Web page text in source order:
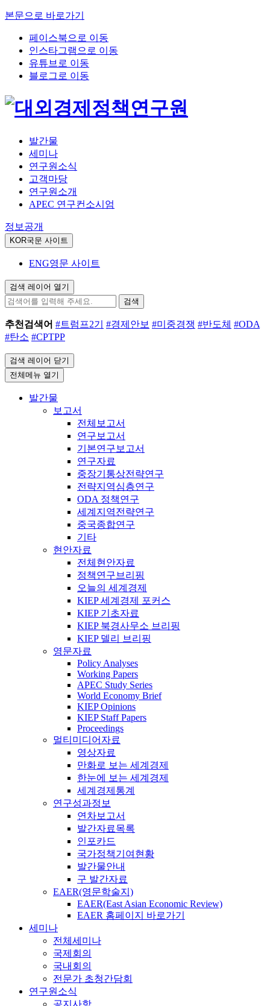
본문으로 바로가기
페이스북으로 이동
인스타그램으로 이동
유튜브로 이동
블로그로 이동
발간물
세미나
연구원소식
고객마당
연구원소개
APEC 연구컨소시엄
정보공개
KOR국문 사이트
ENG영문 사이트
검색 레이어 열기
검색
추천검색어 #트럼프2기 #경제안보 #미중경쟁 #반도체 #ODA
#탄소 #CPTPP
검색 레이어 닫기
전체메뉴 열기
발간물
보고서
전체보고서
연구보고서
기본연구보고서
연구자료
중장기통상전략연구
전략지역심층연구
ODA 정책연구
세계지역전략연구
중국종합연구
기타
현안자료
전체현안자료
정책연구브리핑
오늘의 세계경제
KIEP 세계경제 포커스
KIEP 기초자료
KIEP 북경사무소 브리핑
KIEP 델리 브리핑
영문자료
Policy Analyses
Working Papers
APEC Study Series
World Economy Brief
KIEP Opinions
KIEP Staff Papers
Proceedings
멀티미디어자료
영상자료
만화로 보는 세계경제
한눈에 보는 세계경제
세계경제통계
연구성과정보
연차보고서
발간자료목록
인포카드
국가정책기여현황
발간물안내
구 발간자료
EAER(영문학술지)
EAER(East Asian Economic Review)
EAER 홈페이지 바로가기
세미나
전체세미나
국제회의
국내회의
전문가 초청간담회
연구원소식
공지사항